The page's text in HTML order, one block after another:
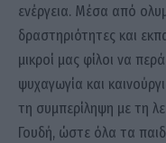
ενέργεια. Μέσα από
δραστηριότητες και
μικροί μας φίλοι να
ψυχαγωγία και
τη συμπερίληψη με τη
Γουδή, ώστε όλα τα